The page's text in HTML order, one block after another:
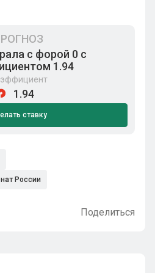
с форой 0 с
1.94
1.94
ставку
России
Поделиться